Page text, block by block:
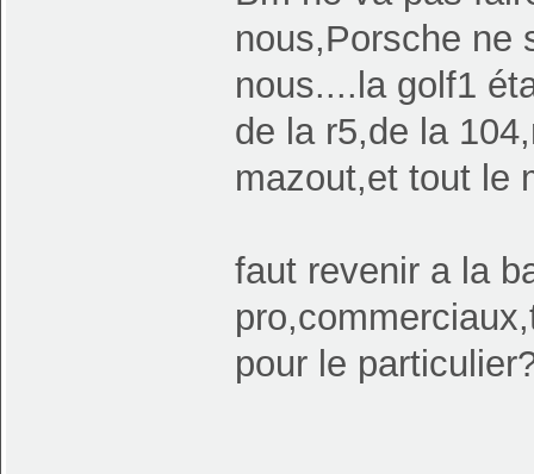
nous,Porsche ne
nous....la golf1
de la r5,de la
mazout,et tout le
faut revenir a la
pour le